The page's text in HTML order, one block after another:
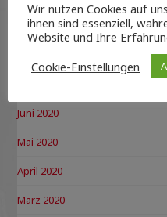
September 2020
Juni 2020
Mai 2020
April 2020
März 2020
Wir nutzen Cookies auf
ihnen sind essenziell,
Website und Ihre
Cookie-Einstellungen